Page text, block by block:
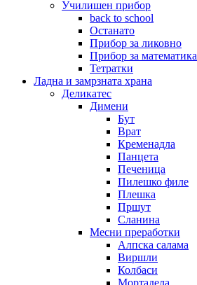
Училишен прибор
back to school
Останато
Прибор за ликовно
Прибор за математика
Тетратки
Ладна и замрзната храна
Деликатес
Димени
Бут
Врат
Кременадла
Панцета
Печеница
Пилешко филе
Плешка
Пршут
Сланина
Месни преработки
Алпска салама
Виршли
Колбаси
Мортадела